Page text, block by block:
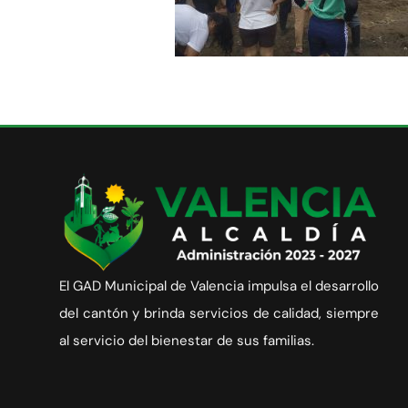
El GAD Municipal de Valencia impulsa el desarrollo
del cantón y brinda servicios de calidad, siempre
al servicio del bienestar de sus familias.